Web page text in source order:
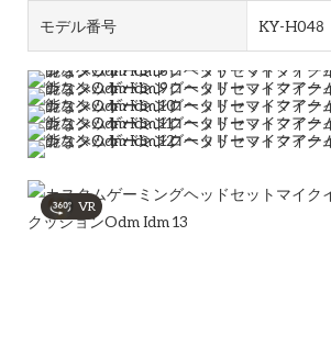
モデル番号 KY-H048
VR